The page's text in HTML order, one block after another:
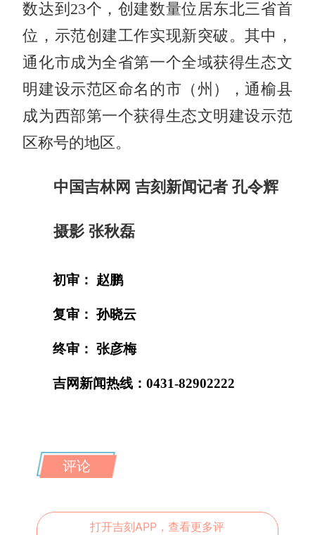
数达到23个，创建数量位居东北三省首
位，示范创建工作实现新突破。其中，
通化市成为全省第一个全域获得生态文
明建设示范区命名的市（州），通榆县
成为西部第一个获得生态文明建设示范
区称号的地区。
中国吉林网 吉刻新闻记者 孔令辉
摄影 张秋磊
初审： 赵鹏
复审： 孙晓云
终审： 张彦梅
吉网新闻热线：0431-82902222
评论
打开吉刻APP，查看更多评